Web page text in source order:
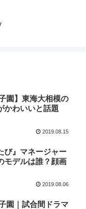
園】東海大相模の
かわいいと話題
2019.08.15
び』マネージャー
モデルは誰？顔画
2019.08.06
園｜試合間ドラマ